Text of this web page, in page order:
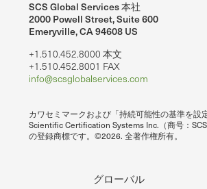
SCS Global Services 本社
2000 Powell Street, Suite 600
Emeryville, CA 94608 US
+1.510.452.8000 本文
+1.510.452.8001 FAX
info@scsglobalservices.com
カワセミマークおよび「持続可能性の基準を設
Scientific Certification Systems Inc.（商号：SCS
の登録商標です。©2026. 全著作権所有。
グローバル